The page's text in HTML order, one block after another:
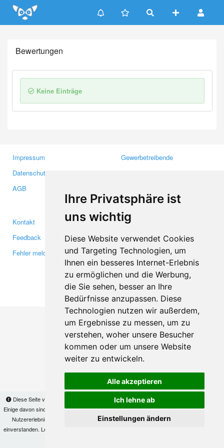
Ihre Privatsphäre ist
uns wichtig
Diese Website verwendet Cookies
und Targeting Technologien, um
Ihnen ein besseres Internet-Erlebnis
zu ermöglichen und die Werbung,
die Sie sehen, besser an Ihre
Bedürfnisse anzupassen. Diese
Technologien nutzen wir außerdem,
um Ergebnisse zu messen, um zu
verstehen, woher unsere Besucher
kommen oder um unsere Website
weiter zu entwickeln.
Alle akzeptieren
Ich lehne ab
Einstellungen ändern
Update cookies preferences
Diese Seite verwendet Cookies, um Informationen auf Ihrem Computer zu speichern.
Einige davon sind notwendig, damit unsere Seite funktioniert, andere helfen uns dabei, das
Nutzererlebnis zu verbessern. Mit der Nutzung dieser Seite erklären Sie sich damit
einverstanden. Lesen Sie unsere
Bewertungen
Keine Einträge
Impressum
Datenschutzerklärung
AGB
Gewerbetreibende
Medien
Kontakt
Feedback
Fehler melden
Facebook
Twitter
YouTube
Google+
Makis© Copyright 2026